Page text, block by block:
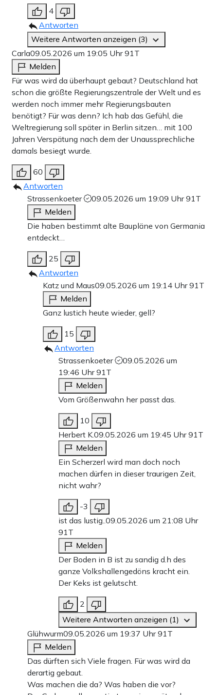
4
Antworten
Weitere Antworten anzeigen (3)
Carla09.05.2026 um 19:05 Uhr91T
Melden
Für was wird da überhaupt gebaut? Deutschland hat
schon die größte Regierungszentrale der Welt und es
werden noch immer mehr Regierungsbauten
benötigt? Für was denn? Ich hab das Gefühl, die
Weltregierung soll später in Berlin sitzen… mit 100
Jahren Verspätung nach dem der Unaussprechliche
damals besiegt wurde.
60
Antworten
Strassenkoeter
09.05.2026 um 19:09 Uhr91T
Melden
Die haben bestimmt alte Baupläne von Germania
entdeckt…
25
Antworten
Katz und Maus09.05.2026 um 19:14 Uhr91T
Melden
Ganz lustich heute wieder, gell?
15
Antworten
Strassenkoeter
09.05.2026 um
19:46 Uhr91T
Melden
Vom Größenwahn her passt das.
10
Herbert K.09.05.2026 um 19:45 Uhr91T
Melden
Ein Scherzerl wird man doch noch
machen dürfen in dieser traurigen Zeit,
nicht wahr?
-3
ist das lustig..09.05.2026 um 21:08 Uhr
91T
Melden
Der Boden in B ist zu sandig d.h des
ganze Volkshallengedöns kracht ein.
Der Keks ist gelutscht.
2
Weitere Antworten anzeigen (1)
Glühwurm09.05.2026 um 19:37 Uhr91T
Melden
Das dürften sich Viele fragen. Für was wird da
derartig gebaut.
Was machen die da? Was haben die vor?